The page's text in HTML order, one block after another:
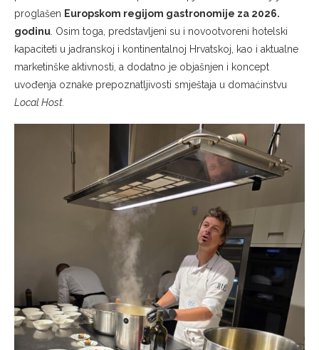
proglašen Europskom regijom gastronomije za 2026.
godinu . Osim toga, predstavljeni su i novootvoreni hotelski
kapaciteti u jadranskoj i kontinentalnoj Hrvatskoj, kao i aktualne
marketinške aktivnosti, a dodatno je objašnjen i koncept
uvođenja oznake prepoznatljivosti smještaja u domaćinstvu
Local Host.